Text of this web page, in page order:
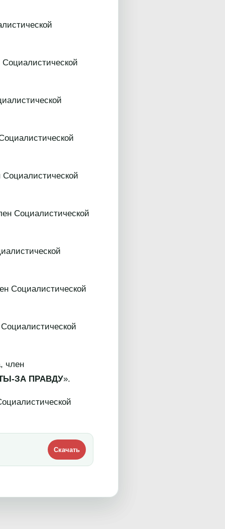
Социалистической
Социалистической
член
ЗА ПРАВДУ».
Скачать